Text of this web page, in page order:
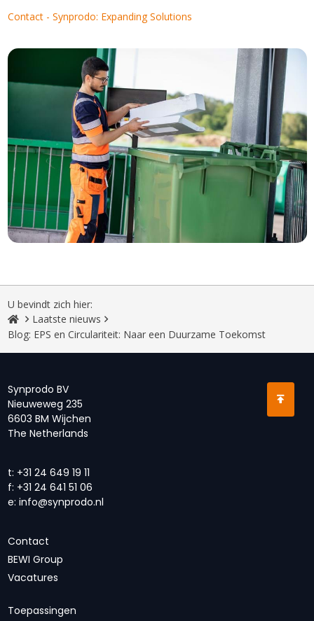
Contact - Synprodo: Expanding Solutions
U bevindt zich hier:
Laatste nieuws
Blog: EPS en Circulariteit: Naar een Duurzame Toekomst
Synprodo BV
Nieuweweg 235
6603 BM Wijchen
The Netherlands
t: +31 24 649 19 11
f: +31 24 641 51 06
e: info@synprodo.nl
Contact
BEWI Group
Vacatures
Toepassingen